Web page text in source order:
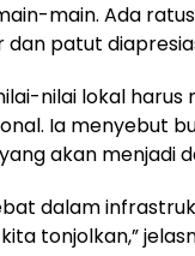
main. Ada
patut
nilai lokal
Ia menyebut
akan menjadi
dalam
tonjolkan,”